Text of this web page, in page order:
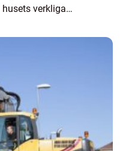
verkliga
risken för bå...